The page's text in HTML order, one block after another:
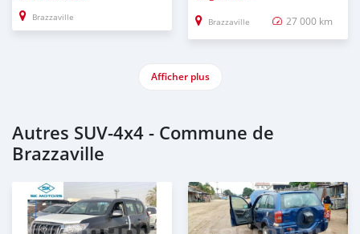
Brazzaville Brazzaville 27 000 km
Afficher plus
Autres SUV‒4x4 - Commune de
Brazzaville